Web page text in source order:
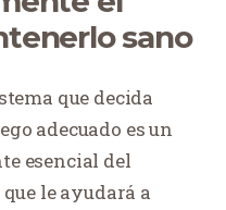
sano
que decida
adecuado es un
esencial del
le ayudará a